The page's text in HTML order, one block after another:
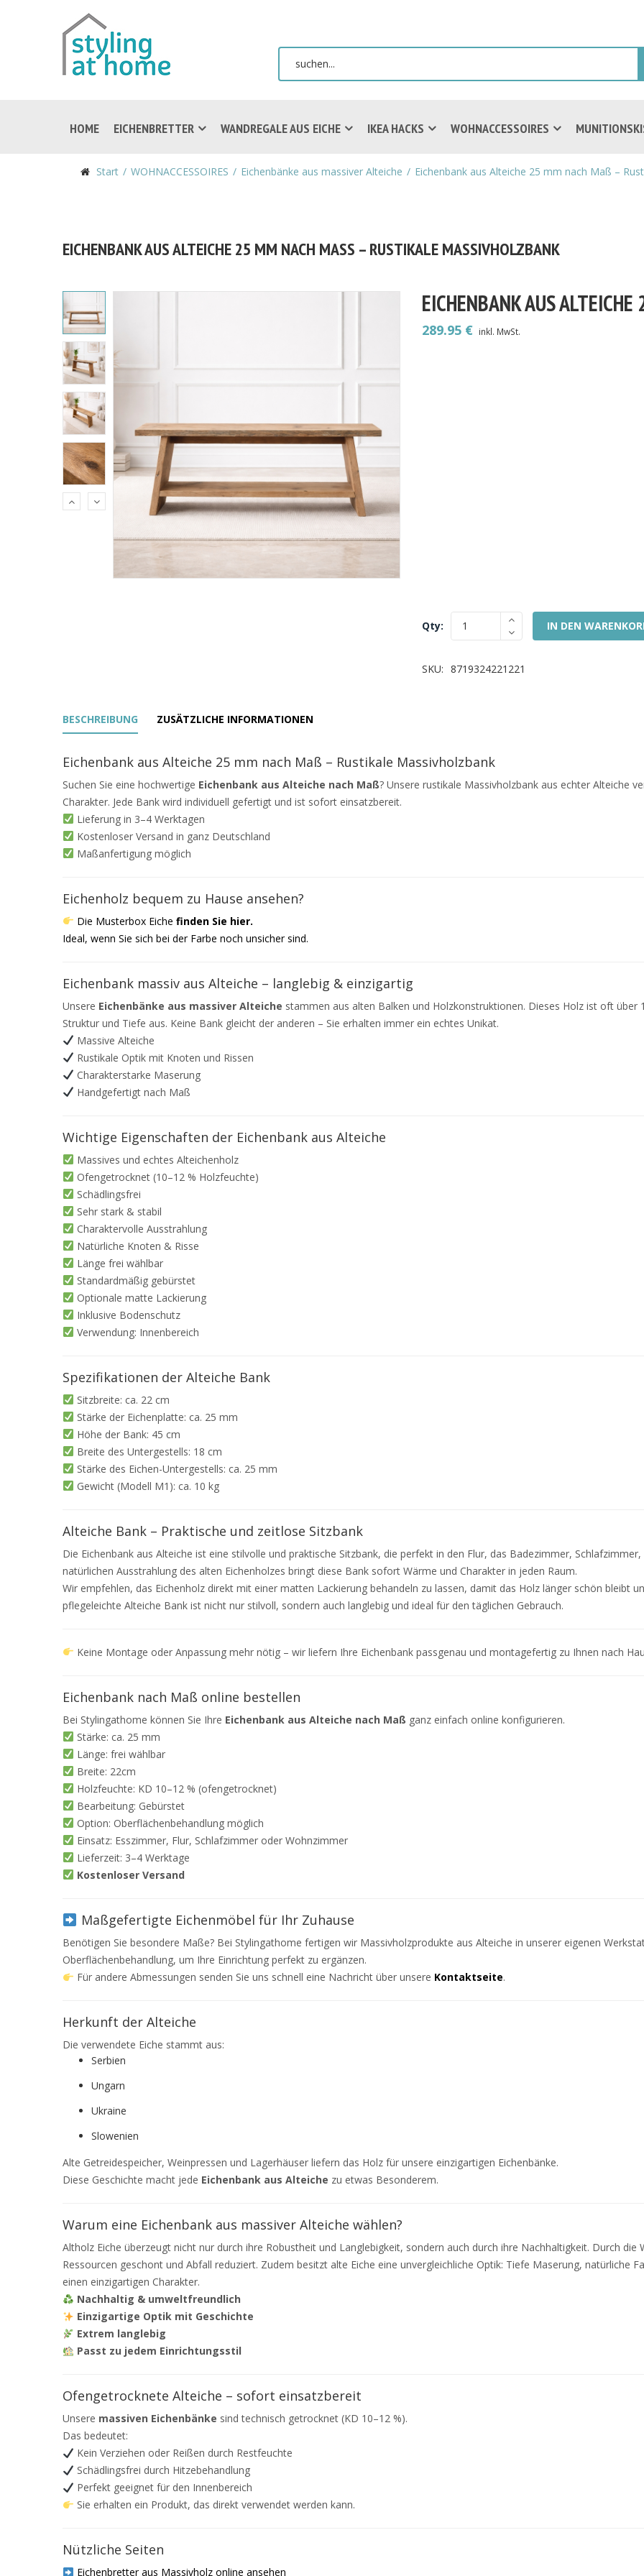
HOME EICHENBRETTER WANDREGALE AUS EICHE IKEA HACKS WOHNACCESSOIRES
Start WOHNACCESSOIRES Eichenbänke aus massiver Alteiche Eichenbank aus Alteiche 25 mm nach Maß –
EICHENBANK AUS ALTEICHE 25 MM NACH MASS – RUSTIKALE MASSIVHOLZBANK
289.95 € inkl. MwSt.
Qty: IN DEN
SKU: 8719324221221
BESCHREIBUNG ZUSÄTZLICHE INFORMATIONEN
Eichenbank aus Alteiche 25 mm nach Maß – Rustikale Massivholzbank
Suchen Sie eine hochwertige Eichenbank aus Alteiche nach Maß? Unsere rustikale Massivholzbank aus echter Alteiche
Charakter. Jede Bank wird individuell gefertigt und ist sofort einsatzbereit.
Lieferung in 3–4 Werktagen
Kostenloser Versand in ganz Deutschland
Maßanfertigung möglich
Eichenholz bequem zu Hause ansehen?
Die Musterbox Eiche finden Sie hier.
Ideal, wenn Sie sich bei der Farbe noch unsicher sind.
Eichenbank massiv aus Alteiche – langlebig & einzigartig
Unsere Eichenbänke aus massiver Alteiche stammen aus alten Balken und Holzkonstruktionen. Dieses Holz ist oft über
Struktur und Tiefe aus. Keine Bank gleicht der anderen – Sie erhalten immer ein echtes Unikat.
Massive Alteiche
Rustikale Optik mit Knoten und Rissen
Charakterstarke Maserung
Handgefertigt nach Maß
Wichtige Eigenschaften der Eichenbank aus Alteiche
Massives und echtes Alteichenholz
Ofengetrocknet (10–12 % Holzfeuchte)
Schädlingsfrei
Sehr stark & stabil
Charaktervolle Ausstrahlung
Natürliche Knoten & Risse
Länge frei wählbar
Standardmäßig gebürstet
Optionale matte Lackierung
Inklusive Bodenschutz
Verwendung: Innenbereich
Spezifikationen der Alteiche Bank
Sitzbreite: ca. 22 cm
Stärke der Eichenplatte: ca. 25 mm
Höhe der Bank: 45 cm
Breite des Untergestells: 18 cm
Stärke des Eichen-Untergestells: ca. 25 mm
Gewicht (Modell M1): ca. 10 kg
Alteiche Bank – Praktische und zeitlose Sitzbank
Die Eichenbank aus Alteiche ist eine stilvolle und praktische Sitzbank, die perfekt in den Flur, das Badezimmer,
natürlichen Ausstrahlung des alten Eichenholzes bringt diese Bank sofort Wärme und Charakter in jeden Raum.
Wir empfehlen, das Eichenholz direkt mit einer matten Lackierung behandeln zu lassen, damit das Holz länger schön bleibt
pflegeleichte Alteiche Bank ist nicht nur stilvoll, sondern auch langlebig und ideal für den täglichen Gebrauch.
Keine Montage oder Anpassung mehr nötig – wir liefern Ihre Eichenbank passgenau und montagefertig zu Ihnen nach
Eichenbank nach Maß online bestellen
Bei Stylingathome können Sie Ihre Eichenbank aus Alteiche nach Maß ganz einfach online konfigurieren.
Stärke: ca. 25 mm
Länge: frei wählbar
Breite: 22cm
Holzfeuchte: KD 10–12 % (ofengetrocknet)
Bearbeitung: Gebürstet
Option: Oberflächenbehandlung möglich
Einsatz: Esszimmer, Flur, Schlafzimmer oder Wohnzimmer
Lieferzeit: 3–4 Werktage
Kostenloser Versand
Maßgefertigte Eichenmöbel für Ihr Zuhause
Benötigen Sie besondere Maße? Bei Stylingathome fertigen wir Massivholzprodukte aus Alteiche in unserer eigenen
Oberflächenbehandlung, um Ihre Einrichtung perfekt zu ergänzen.
Für andere Abmessungen senden Sie uns schnell eine Nachricht über unsere Kontaktseite.
Herkunft der Alteiche
Die verwendete Eiche stammt aus:
Serbien
Ungarn
Ukraine
Slowenien
Alte Getreidespeicher, Weinpressen und Lagerhäuser liefern das Holz für unsere einzigartigen Eichenbänke.
Diese Geschichte macht jede Eichenbank aus Alteiche zu etwas Besonderem.
Warum eine Eichenbank aus massiver Alteiche wählen?
Altholz Eiche überzeugt nicht nur durch ihre Robustheit und Langlebigkeit, sondern auch durch ihre Nachhaltigkeit. Durch die
Ressourcen geschont und Abfall reduziert. Zudem besitzt alte Eiche eine unvergleichliche Optik: Tiefe Maserung, natürliche
einen einzigartigen Charakter.
Nachhaltig & umweltfreundlich
Einzigartige Optik mit Geschichte
Extrem langlebig
Passt zu jedem Einrichtungsstil
Ofengetrocknete Alteiche – sofort einsatzbereit
Unsere massiven Eichenbänke sind technisch getrocknet (KD 10–12 %).
Das bedeutet:
Kein Verziehen oder Reißen durch Restfeuchte
Schädlingsfrei durch Hitzebehandlung
Perfekt geeignet für den Innenbereich
Sie erhalten ein Produkt, das direkt verwendet werden kann.
Nützliche Seiten
Eichenbretter aus Massivholz online ansehen